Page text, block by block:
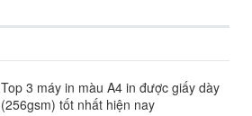
Top 3 máy in màu A4 in được giấy dày
(256gsm) tốt nhất hiện nay